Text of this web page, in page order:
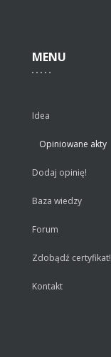
MENU
Idea
Opiniowane akty
Dodaj opinię!
Baza wiedzy
Forum
Zdobądź certyfikat!
Kontakt